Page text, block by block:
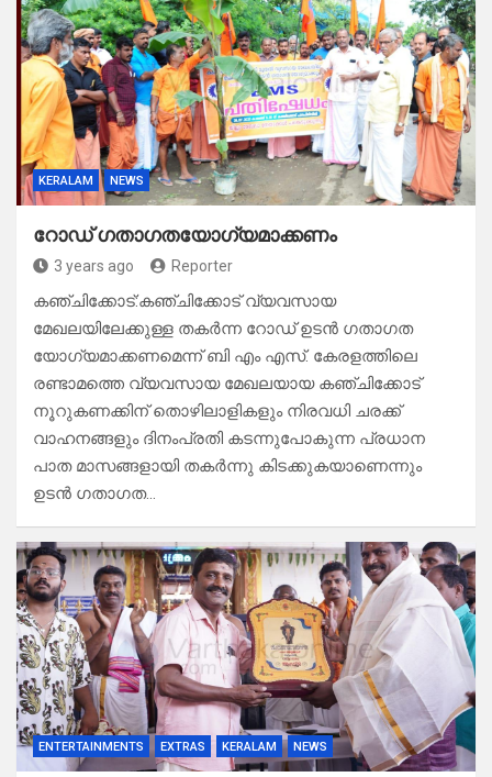
KERALAM NEWS
റോഡ് ഗതാഗതയോഗ്യമാക്കണം
3 years ago Reporter
കഞ്ചിക്കോട്:കഞ്ചിക്കോട് വ്യവസായ
മേഖലയിലേക്കുള്ള തകർന്ന റോഡ് ഉടൻ ഗതാഗത
യോഗ്യമാക്കണമെന്ന് ബി എം എസ്. കേരളത്തിലെ
രണ്ടാമത്തെ വ്യവസായ മേഖലയായ കഞ്ചിക്കോട്
നൂറുകണക്കിന് തൊഴിലാളികളും നിരവധി ചരക്ക്
വാഹനങ്ങളും ദിനംപ്രതി കടന്നുപോകുന്ന പ്രധാന
പാത മാസങ്ങളായി തകർന്നു കിടക്കുകയാണെന്നും
ഉടൻ ഗതാഗത…
ENTERTAINMENTS EXTRAS KERALAM NEWS